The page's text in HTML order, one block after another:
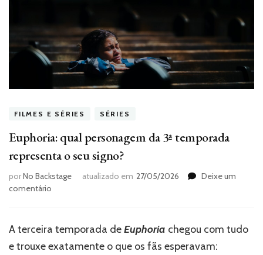
FILMES E SÉRIES SÉRIES
Euphoria: qual personagem da 3ª temporada
representa o seu signo?
porNo Backstage atualizado em 27/05/2026
Deixe um
comentário
personagem
3ª
A terceira temporada deEuphoria chegou com tudo
e trouxe exatamente o que os fãs esperavam: